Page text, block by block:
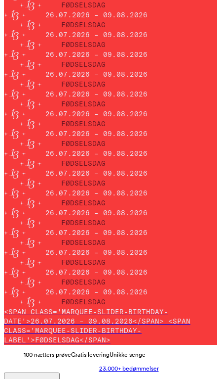
FØDSELSDAG
26.07.2026 – 09.08.2026
FØDSELSDAG
26.07.2026 – 09.08.2026
FØDSELSDAG
26.07.2026 – 09.08.2026
FØDSELSDAG
26.07.2026 – 09.08.2026
FØDSELSDAG
26.07.2026 – 09.08.2026
FØDSELSDAG
26.07.2026 – 09.08.2026
FØDSELSDAG
26.07.2026 – 09.08.2026
FØDSELSDAG
26.07.2026 – 09.08.2026
FØDSELSDAG
26.07.2026 – 09.08.2026
FØDSELSDAG
26.07.2026 – 09.08.2026
FØDSELSDAG
26.07.2026 – 09.08.2026
FØDSELSDAG
26.07.2026 – 09.08.2026
FØDSELSDAG
26.07.2026 – 09.08.2026
FØDSELSDAG
26.07.2026 – 09.08.2026
FØDSELSDAG
26.07.2026 – 09.08.2026
FØDSELSDAG
<SPAN CLASS='MARQUEE-SLIDER-BIRTHDAY-
DATE'>26.07.2026 – 09.08.2026</SPAN> <SPAN
CLASS='MARQUEE-SLIDER-BIRTHDAY-
LABEL'>FØDSELSDAG</SPAN>
100 nætters prøveGratis leveringUnikke senge
23.000+ bedømmelser